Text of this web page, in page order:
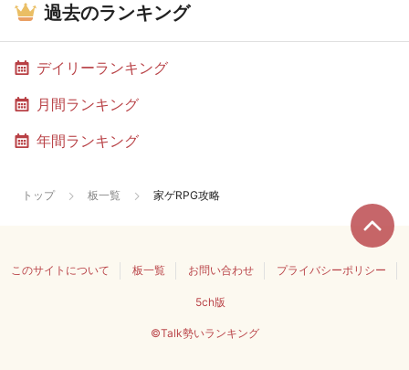
過去のランキング
デイリーランキング
月間ランキング
年間ランキング
トップ 板一覧 家ゲRPG攻略
このサイトについて 板一覧 お問い合わせ プライバシーポリシー
5ch版
©Talk勢いランキング